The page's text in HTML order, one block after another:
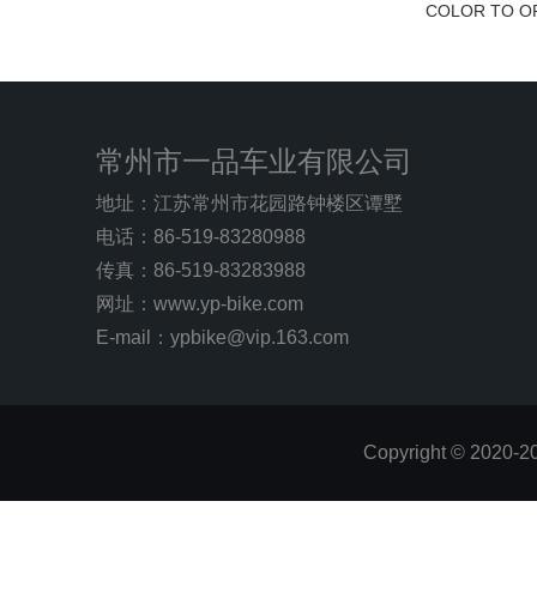
COLOR TO
常州市一品车业有限公司
地址：江苏常州市花园路钟楼区谭墅
电话：86-519-83280988
传真：86-519-83283988
网址： www.yp-bike.com
E-mail：ypbike@vip.163.com
Copyright © 2020-